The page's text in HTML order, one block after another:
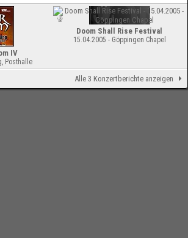
IV
Posthalle
Doom Shall Rise Festival
15.04.2005 - Göppingen Chapel
Alle 3 Konzertberichte anzeigen